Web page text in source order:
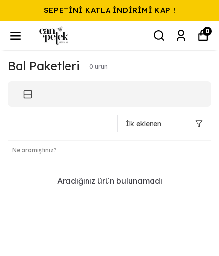
SEPETİNİ KATLA İNDİRİMİ KAP !
0
Bal Paketleri 0 ürün
İlk eklenen
Aradığınız ürün bulunamadı